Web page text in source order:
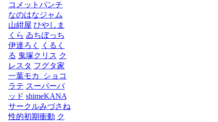
コメットパンチ
なのはなジャム
山紺屋 ひやしま
くら ゐちぼっち
伊達ろく
くるく
る 鬼塚クリス ク
レスタ フグタ家
一葉モカ_ショコ
ラテ スーパーバ
ッド shimeKANA
サークルみづさね
性的初期衝動 ク